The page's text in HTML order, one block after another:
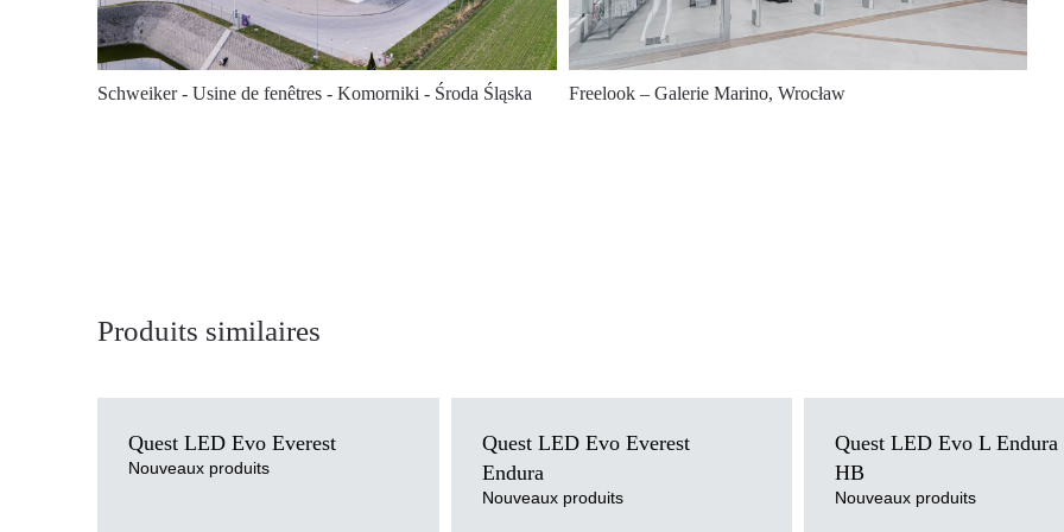
Schweiker - Usine de fenêtres - Komorniki - Środa Śląska Freelook – Galerie Marino, Wrocław
Produits similaires
Quest LED Evo Everest
Nouveaux produits
5700K, 6500K
Méthode de montage
suspendu
Quest LED Evo Everest
Endura
Nouveaux produits
Méthode de montage
suspendu
Source de lumière
Type de diffuseur
transparent
Quest LED Evo L Endura
HB
Nouveaux produits
Méthode de montage
en saillie,
Source de lumière
Type de diffuseur
transparent